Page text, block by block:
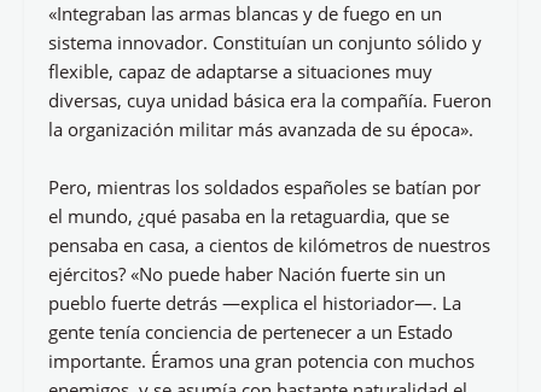
«Integraban las armas blancas y de fuego en un
sistema innovador. Constituían un conjunto sólido y
flexible, capaz de adaptarse a situaciones muy
diversas, cuya unidad básica era la compañía. Fueron
la organización militar más avanzada de su época».
Pero, mientras los soldados españoles se batían por
el mundo, ¿qué pasaba en la retaguardia, que se
pensaba en casa, a cientos de kilómetros de nuestros
ejércitos? «No puede haber Nación fuerte sin un
pueblo fuerte detrás —explica el historiador—. La
gente tenía conciencia de pertenecer a un Estado
importante. Éramos una gran potencia con muchos